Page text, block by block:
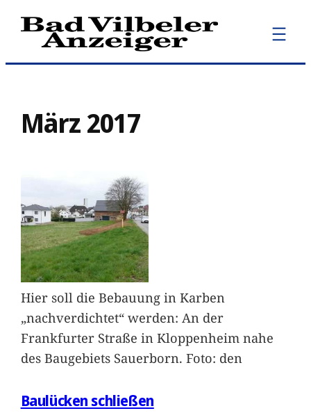
Zum
Inhalt
März 2017
Hier soll die Bebauung in Karben
„nachverdichtet“ werden: An der
Frankfurter Straße in Kloppenheim nahe
des Baugebiets Sauerborn. Foto: den
Baulücken schließen